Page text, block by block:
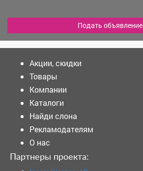
Подать объявление
Акции, скидки
Товары
Компании
Каталоги
Найди слона
Рекламодателям
О нас
Партнеры проекта: